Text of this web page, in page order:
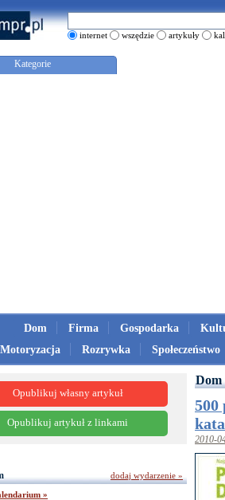
internet wszędzie artykuły
Kategorie
Dom Firma Gospodarka
Motoryzacja
Rozrywka Społeczeństwo
500
2010-
Opublikuj własny artykuł
Opublikuj artykuł z linkami
»
dodaj wydarzenie »